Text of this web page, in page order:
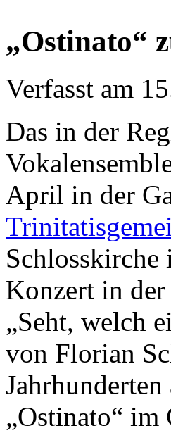
„Ostinato“
Verfasst am
Das in der
April in der
Konzert in der
„Seht, welch
von Florian
„Ostinato“ im